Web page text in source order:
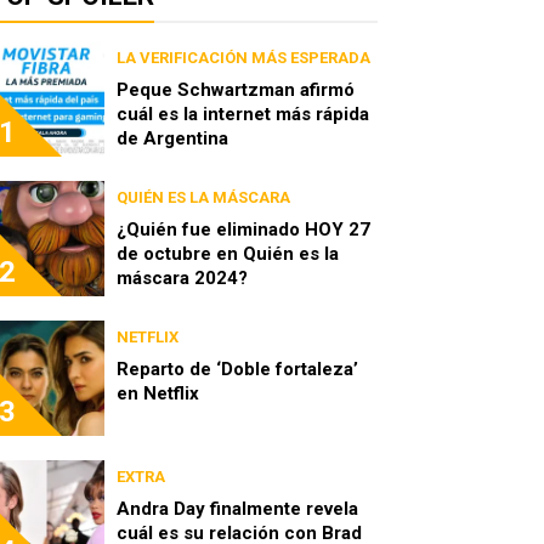
1
LA VERIFICACIÓN MÁS ESPERADA
Peque Schwartzman afirmó
cuál es la internet más rápida
de Argentina
2
QUIÉN ES LA MÁSCARA
¿Quién fue eliminado HOY 27
de octubre en Quién es la
máscara 2024?
3
NETFLIX
Reparto de ‘Doble fortaleza’
en Netflix
EXTRA
Andra Day finalmente revela
cuál es su relación con Brad